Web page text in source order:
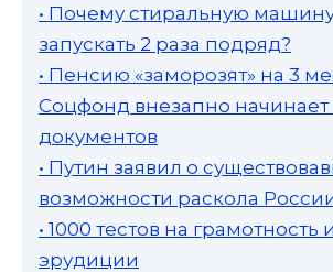
• Почему стиральную
запускать 2 раза подряд?
• Пенсию «заморозят» на 3
Соцфонд внезапно начинает
документов
• Путин заявил о
возможности раскола
• 1000 тестов на грамотность
эрудиции